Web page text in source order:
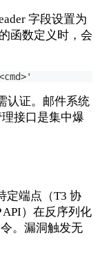
字段设置为
函数定义时，会
认证。邮件系统
接口是集中爆
定端点（T3 协
API）在反序列化
。漏洞触发无